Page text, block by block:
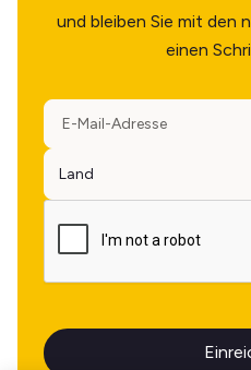
und bleiben Sie mit den
einen